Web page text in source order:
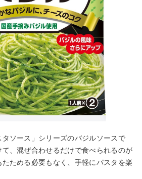
タソース」シリーズのバジルソースで
、混ぜ合わせるだけで食べられるのが
ためる必要もなく、手軽にパスタを楽